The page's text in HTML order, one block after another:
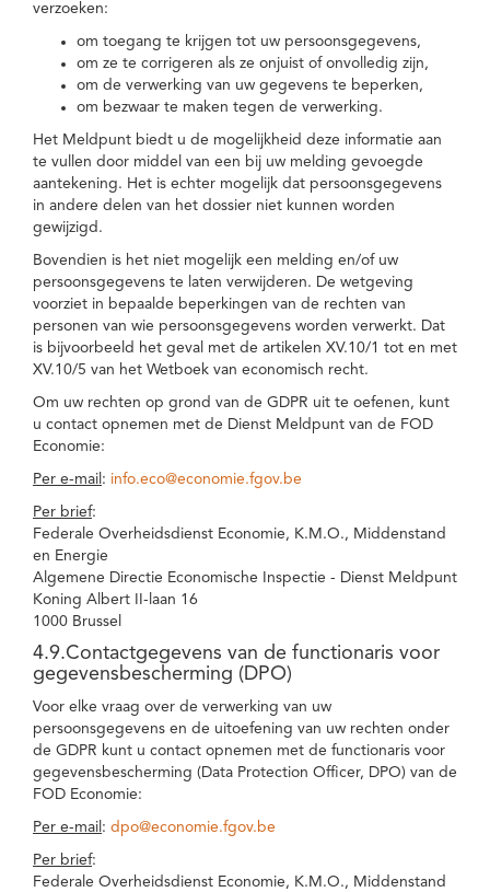
verzoeken:
om toegang te krijgen tot uw persoonsgegevens,
om ze te corrigeren als ze onjuist of onvolledig zijn,
om de verwerking van uw gegevens te beperken,
om bezwaar te maken tegen de verwerking.
Het Meldpunt biedt u de mogelijkheid deze informatie aan
te vullen door middel van een bij uw melding gevoegde
aantekening. Het is echter mogelijk dat persoonsgegevens
in andere delen van het dossier niet kunnen worden
gewijzigd.
Bovendien is het niet mogelijk een melding en/of uw
persoonsgegevens te laten verwijderen. De wetgeving
voorziet in bepaalde beperkingen van de rechten van
personen van wie persoonsgegevens worden verwerkt. Dat
is bijvoorbeeld het geval met de artikelen XV.10/1 tot en met
XV.10/5 van het Wetboek van economisch recht.
Om uw rechten op grond van de GDPR uit te oefenen, kunt
u contact opnemen met de Dienst Meldpunt van de FOD
Economie:
Per e-mail : info.eco@economie.fgov.be
Per brief:
Federale Overheidsdienst Economie, K.M.O., Middenstand
en Energie
Algemene Directie Economische Inspectie - Dienst Meldpunt
Koning Albert II-laan 16
1000 Brussel
4.9.Contactgegevens van de functionaris voor
gegevensbescherming (DPO)
Voor elke vraag over de verwerking van uw
persoonsgegevens en de uitoefening van uw rechten onder
de GDPR kunt u contact opnemen met de functionaris voor
gegevensbescherming (Data Protection Officer, DPO) van de
FOD Economie:
Per e-mail : dpo@economie.fgov.be
Per brief:
Federale Overheidsdienst Economie, K.M.O., Middenstand